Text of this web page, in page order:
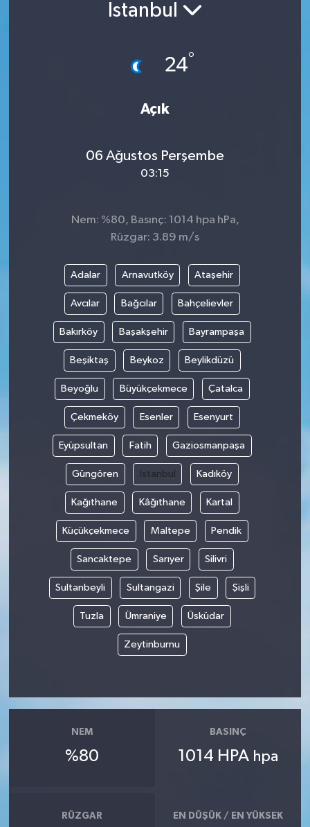
İstanbul
24°
Açık
06 Ağustos Perşembe
03:15
Nem: %80, Basınç: 1014 hpa hPa,
Rüzgar: 3.89 m/s
Adalar Arnavutköy Ataşehir
Avcılar Bağcılar Bahçelievler
Bakırköy Başakşehir Bayrampaşa
Beşiktaş Beykoz Beylikdüzü
Beyoğlu Büyükçekmece Çatalca
Çekmeköy Esenler Esenyurt
Eyüpsultan Fatih Gaziosmanpaşa
Güngören Istanbul Kadıköy
Kağıthane Kâğıthane Kartal
Küçükçekmece Maltepe Pendik
Sancaktepe Sarıyer Silivri
Sultanbeyli Sultangazi Şile Şişli
Tuzla Ümraniye Üsküdar
Zeytinburnu
NEM
%80
BASINÇ
1014 HPA hpa
RÜZGAR EN DÜŞÜK / EN YÜKSEK